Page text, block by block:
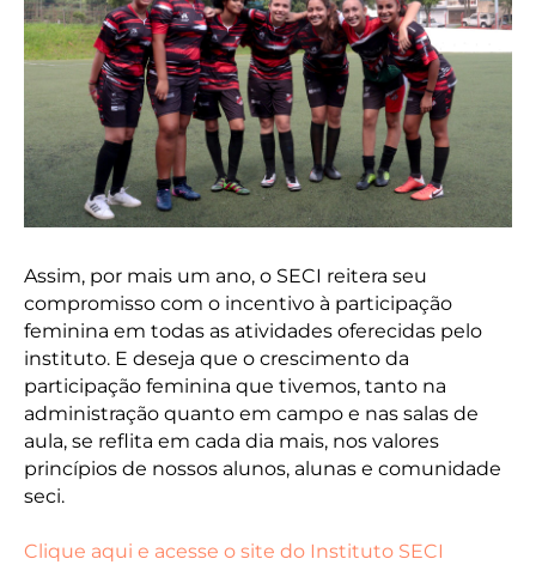
Assim, por mais um ano, o SECI reitera seu
compromisso com o incentivo à participação
feminina em todas as atividades oferecidas pelo
instituto. E deseja que o crescimento da
participação feminina que tivemos, tanto na
administração quanto em campo e nas salas de
aula, se reflita em cada dia mais, nos valores
princípios de nossos alunos, alunas e comunidade
seci.
Clique aqui e acesse o site do Instituto SECI